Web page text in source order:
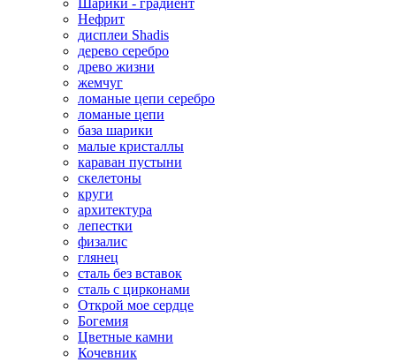
Шарики - градиент
Нефрит
дисплеи Shadis
дерево серебро
древо жизни
жемчуг
ломаные цепи серебро
ломаные цепи
база шарики
малые кристаллы
караван пустыни
скелетоны
круги
архитектура
лепестки
физалис
глянец
сталь без вставок
сталь с цирконами
Открой мое сердце
Богемия
Цветные камни
Кочевник